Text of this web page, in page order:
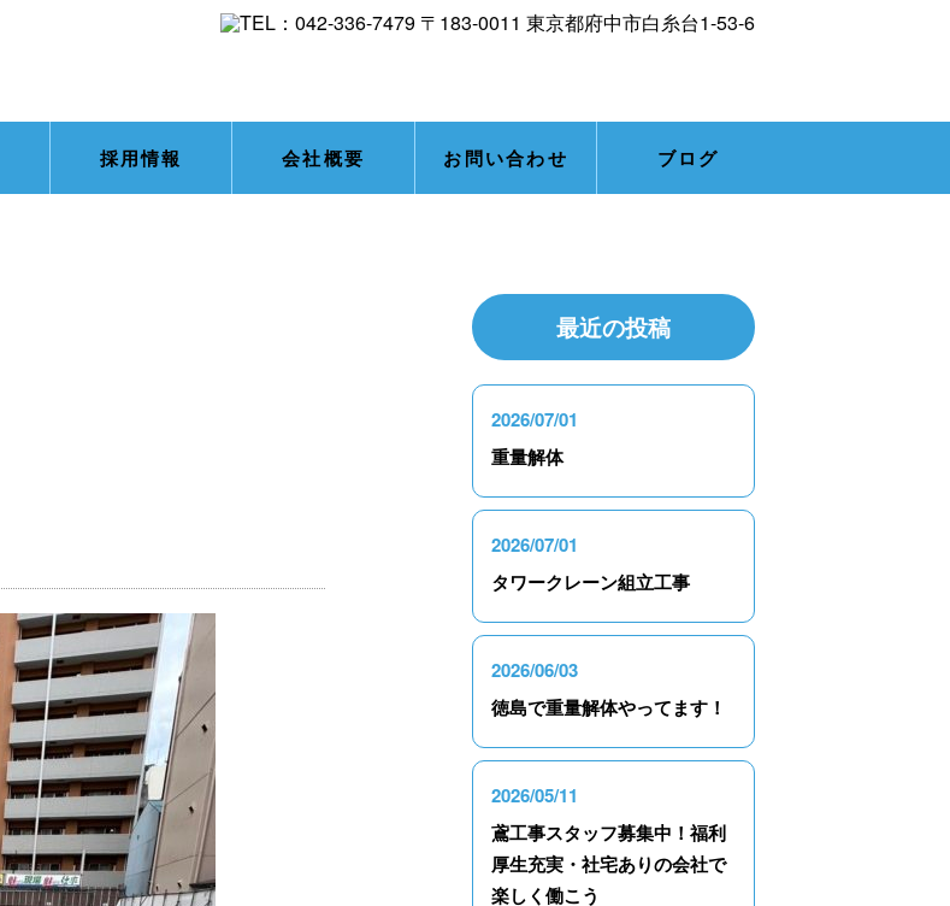
採用情報 会社概要 お問い合わせ ブログ
最近の投稿
2026/07/01
重量解体
2026/07/01
タワークレーン組立工事
2026/06/03
徳島で重量解体やってます！
2026/05/11
鳶工事スタッフ募集中！福利
厚生充実・社宅ありの会社で
楽しく働こう